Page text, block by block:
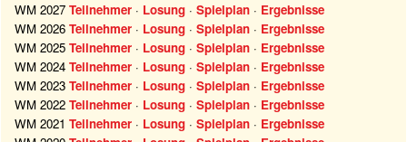
WM 2027 Teilnehmer · Losung · Spielplan · Ergebnisse
WM 2026 Teilnehmer · Losung · Spielplan · Ergebnisse
WM 2025 Teilnehmer · Losung · Spielplan · Ergebnisse
WM 2024 Teilnehmer · Losung · Spielplan · Ergebnisse
WM 2023 Teilnehmer · Losung · Spielplan · Ergebnisse
WM 2022 Teilnehmer · Losung · Spielplan · Ergebnisse
WM 2021 Teilnehmer · Losung · Spielplan · Ergebnisse